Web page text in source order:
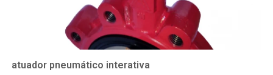
atuador pneumático interativa